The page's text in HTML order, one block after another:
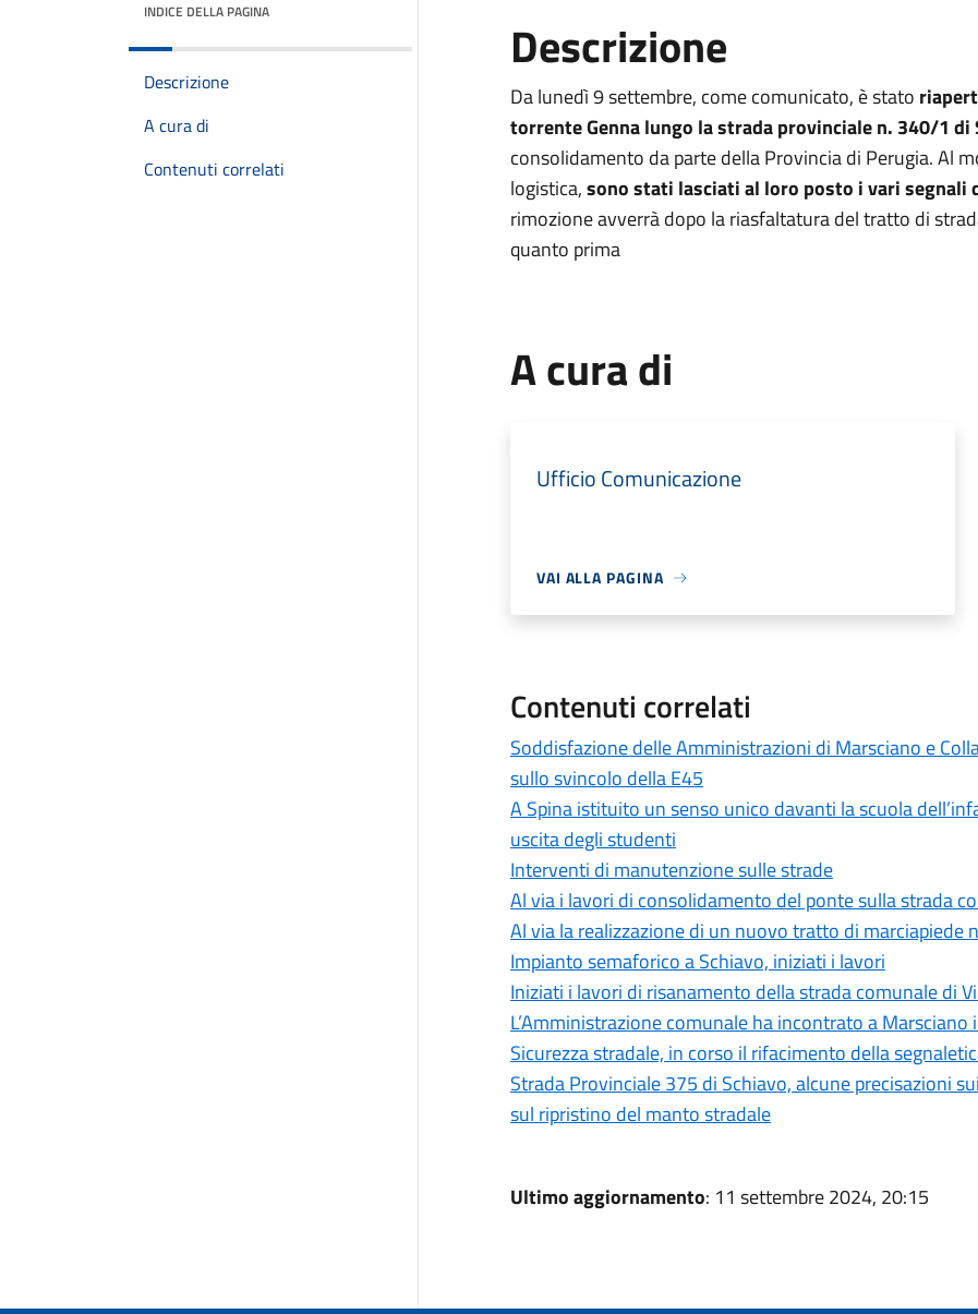
INDICE DELLA PAGINA
Descrizione
A cura di
Contenuti correlati
Descrizione
Da lunedì 9 settembre, come comunicato, è stato
torrente Genna lungo la strada provinciale n. 340/1 di
consolidamento da parte della Provincia di Perugia. Al
logistica,sono stati lasciati al loro posto i vari segnali
rimozione avverrà dopo la riasfaltatura del tratto di
quanto prima
A cura di
Ufficio Comunicazione
VAI ALLA PAGINA
Contenuti correlati
Soddisfazione delle Amministrazioni di Marsciano e
sullo svincolo della E45
A Spina istituito un senso unico davanti la scuola
uscita degli studenti
Interventi di manutenzione sulle strade
Al via i lavori di consolidamento del ponte sulla strada
Al via la realizzazione di un nuovo tratto di marciapiede
Impianto semaforico a Schiavo, iniziati i lavori
Iniziati i lavori di risanamento della strada comunale di
L’Amministrazione comunale ha incontrato a
Sicurezza stradale, in corso il rifacimento della
Strada Provinciale 375 di Schiavo, alcune precisazioni
sul ripristino del manto stradale
Ultimo aggiornamento: 11 settembre 2024, 20:15